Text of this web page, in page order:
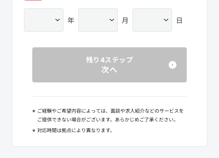
年 月 日
残り4ステップ
次へ
※ ご経験やご希望内容によっては、面談や求人紹介などのサービスを
ご提供できない場合がございます。あらかじめご了承ください。
※ 対応時間は拠点により異なります。